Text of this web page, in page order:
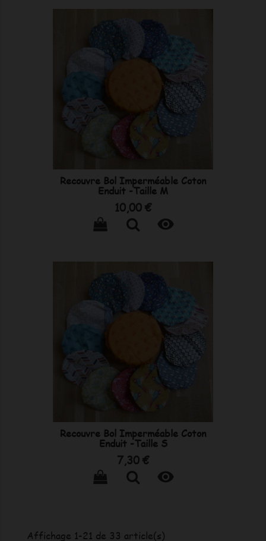
Recouvre Bol Imperméable Coton
Enduit -Taille M
Prix
10,00 €

Recouvre Bol Imperméable Coton
Enduit -Taille S
Prix
7,30 €

Affichage 1-21 de 33 article(s)